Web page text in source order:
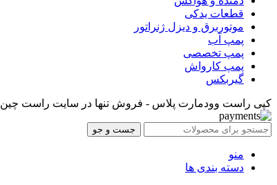
قطعات یدکی
موتوربرق و دیزل ژنراتور
پمپ آب
پمپ تخصصی
پمپ کارواش
گیربکس
کپی راست وودمارت پلاس - فروش تنها در سایت راست چین
جست و جو
منو
دسته بندی ها